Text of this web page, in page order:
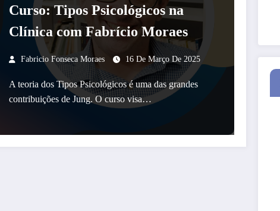
Curso: Tipos Psicológicos na
Clínica com Fabrício Moraes
Fabricio Fonseca Moraes 16 De Março De 2025
A teoria dos Tipos Psicológicos é uma das grandes
contribuições de Jung. O curso visa…